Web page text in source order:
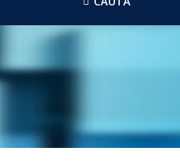
Search: